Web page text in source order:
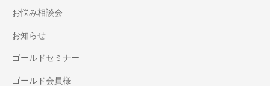
お悩み相談会
お知らせ
ゴールドセミナー
ゴールド会員様